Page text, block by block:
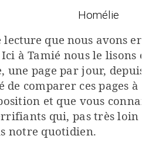
Homélie
que nous avons
à Tamié nous le lisons
une page par jour, depuis
comparer ces pages à
et que vous
qui, pas très loin de
notre quotidien.